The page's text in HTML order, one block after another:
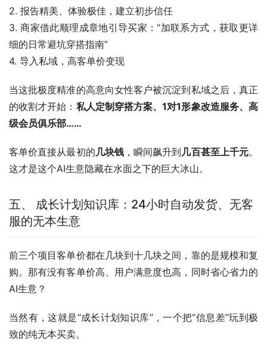
2. 报告精美、体验极佳，建立初步信任
3. 商家借此顺理成章地引导买家：“加联系方式，获取更详
细的日常避坑穿搭指南”
4. 导入私域，高客单价变现
当这批极度精准的高意向女性客户被沉淀到私域之后，真正
的收割才开始： 私人定制穿搭方案、1对1形象改造服务、高
级会员俱乐部……
客单价直接从最初的几块钱，瞬间飙升到几百甚至上千元。
这才是这个AI生意隐藏在水面之下的巨大冰山。
五、 成长计划知识库：24小时自动发货、无客
服的无本生意
前三个项目客单价都在几块到十几块之间，靠的是规模和复
购。那有没有客单价高、用户满意度也高，同时省心省力的
AI生意？
当然有，这就是“成长计划知识库”，一个把“信息差”玩到极
致的纯无本买卖。